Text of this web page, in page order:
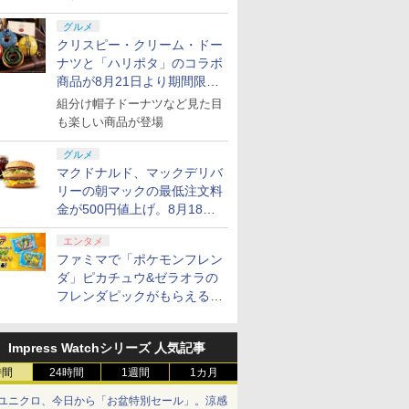
グルメ
クリスピー・クリーム・ドー
ナツと「ハリポタ」のコラボ
商品が8月21日より期間限定
で発売
組分け帽子ドーナツなど見た目
も楽しい商品が登場
グルメ
マクドナルド、マックデリバ
リーの朝マックの最低注文料
金が500円値上げ。8月18日
より1,500円から受付
エンタメ
ファミマで「ポケモンフレン
ダ」ピカチュウ&ゼラオラの
フレンダピックがもらえるキ
Impress Watchシリーズ 人気記事
24時間 1週間 1カ月
ニクロ、今日から「お盆特別セール」。涼感